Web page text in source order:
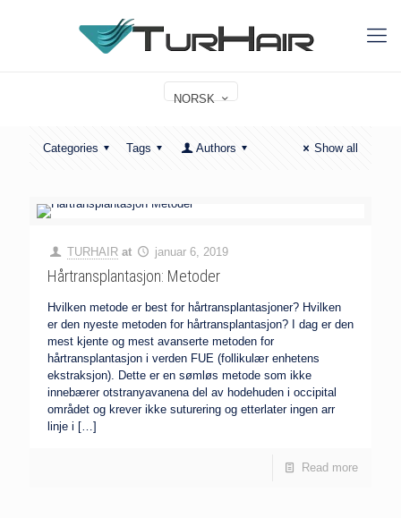
NORSK
Categories Tags Authors Show all
TURHAIR at januar 6, 2019
Hårtransplantasjon: Metoder
Hvilken metode er best for hårtransplantasjoner? Hvilken
er den nyeste metoden for hårtransplantasjon? I dag er den
mest kjente og mest avanserte metoden for
hårtransplantasjon i verden FUE (follikulær enhetens
ekstraksjon). Dette er en sømløs metode som ikke
innebærer otstranyavanena del av hodehuden i occipital
området og krever ikke suturering og etterlater ingen arr
linje i […]
Read more